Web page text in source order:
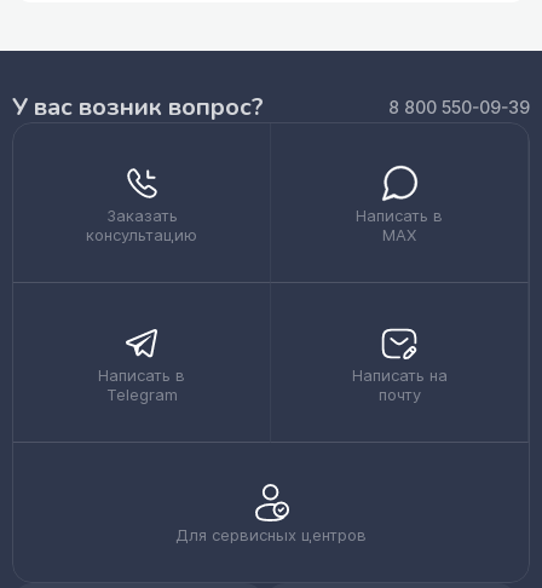
У вас возник вопрос? 8 800 550-09-39
Заказать
консультацию
Написать в
MAX
Написать в
Telegram
Написать на
почту
Для сервисных центров